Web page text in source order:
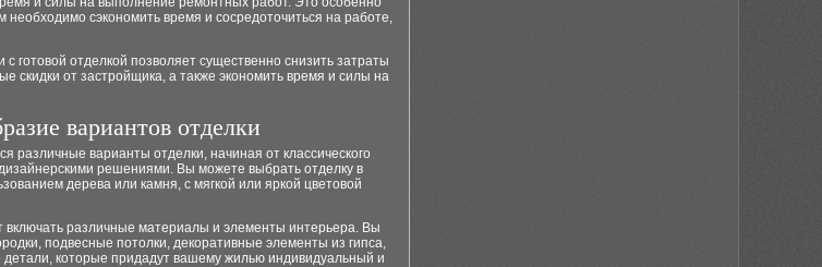
сэкономить время и сосредоточиться на работе,
с готовой отделкой позволяет существенно снизить затраты
скидки от застройщика, а также экономить время и силы на
вариантов отделки
различные варианты отделки, начиная от классического
решениями. Вы можете выбрать отделку в
дерева или камня, с мягкой или яркой цветовой
включать различные материалы и элементы интерьера. Вы
подвесные потолки, декоративные элементы из гипса,
детали, которые придадут вашему жилью индивидуальный и